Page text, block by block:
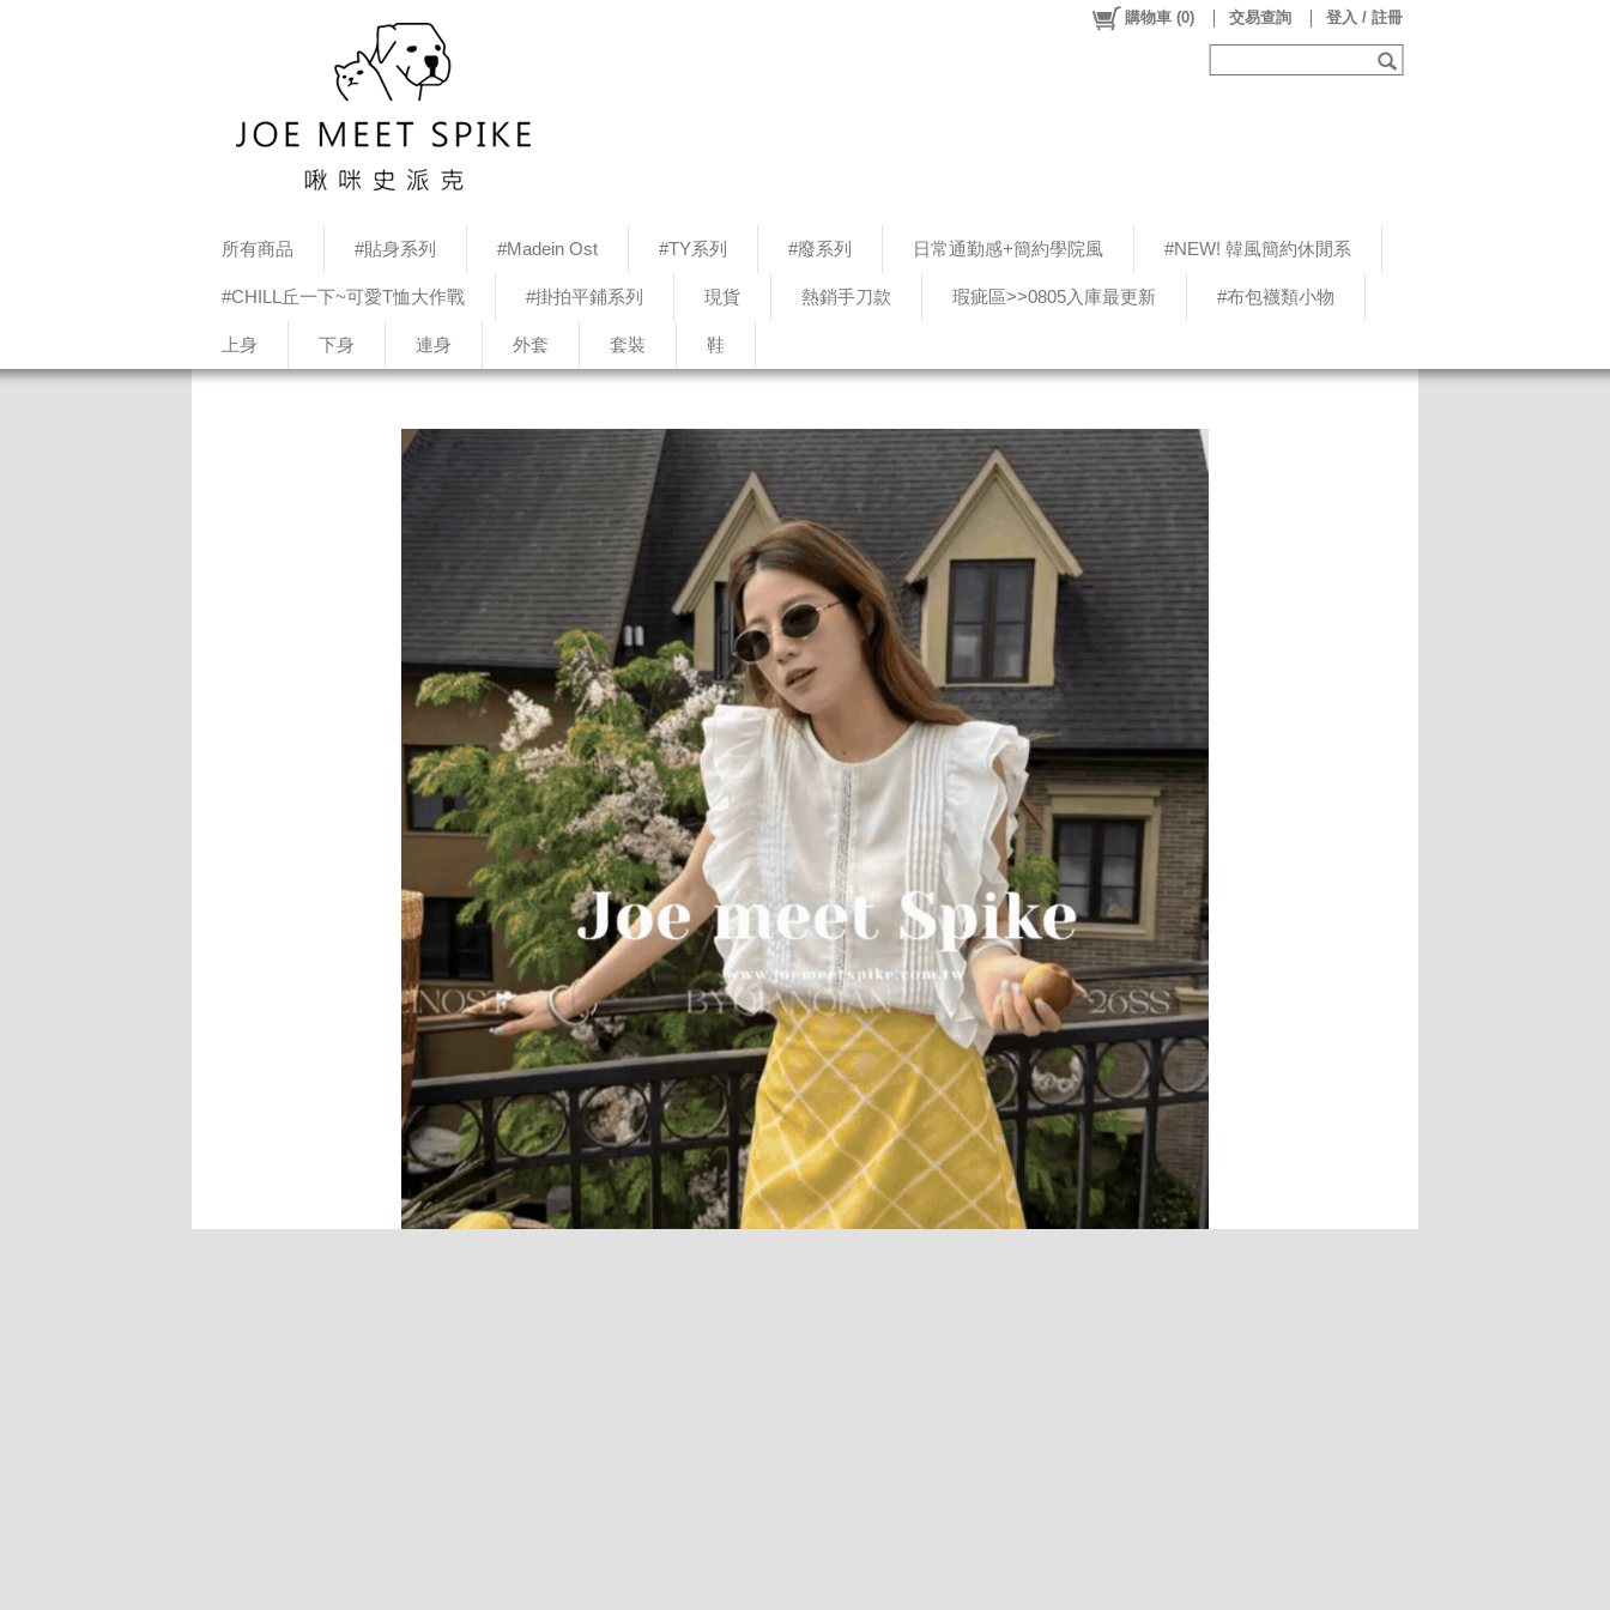
所有商品 #貼身系列 #Madein Ost #TY系列 #廢系列 日常通勤感+簡約學院風 #NEW! 韓風簡約休閒系
#CHILL丘一下~可愛T恤大作戰 #掛拍平鋪系列 現貨 熱銷手刀款 瑕疵區>>0805入庫最更新 #布包襪類小物
上身 下身 連身 外套 套裝 鞋
購物車 (0) 交易查詢 登入 / 註冊